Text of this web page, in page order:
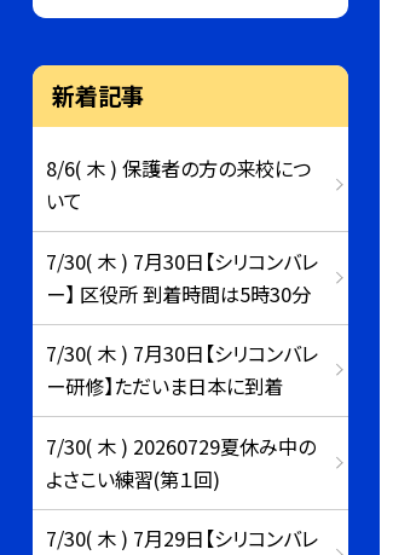
新着記事
8/6( 木 ) 保護者の方の来校につ
いて
7/30( 木 ) 7月30日【シリコンバレ
ー】 区役所 到着時間は5時30分
7/30( 木 ) 7月30日【シリコンバレ
ー研修】ただいま日本に到着
7/30( 木 ) 20260729夏休み中の
よさこい練習(第１回)
7/30( 木 ) 7月29日【シリコンバレ